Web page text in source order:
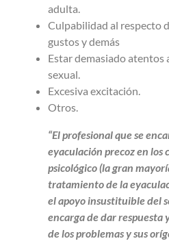
adulta.
Culpabilidad al respecto
gustos y demás
Estar demasiado atentos
sexual.
Excesiva excitación.
Otros.
“El profesional que se
eyaculación precoz en los
psicológico (la gran
tratamiento de la
el apoyo insustituible del
encarga de dar respuesta
de los problemas y sus